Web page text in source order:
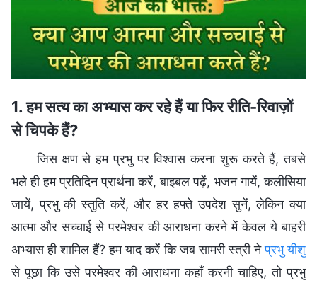
1. हम सत्य का अभ्यास कर रहे हैं या फिर रीति-रिवाज़ों
से चिपके हैं?
जिस क्षण से हम प्रभु पर विश्वास करना शुरू करते हैं, तबसे
भले ही हम प्रतिदिन प्रार्थना करें, बाइबल पढ़ें, भजन गायें, कलीसिया
जायें, प्रभु की स्तुति करें, और हर हफ्ते उपदेश सुनें, लेकिन क्या
आत्मा और सच्चाई से परमेश्वर की आराधना करने में केवल ये बाहरी
अभ्यास ही शामिल हैं? हम याद करें कि जब सामरी स्त्री नेप्रभु यीशु
से पूछा कि उसे परमेश्वर की आराधना कहाँ करनी चाहिए, तो प्रभु